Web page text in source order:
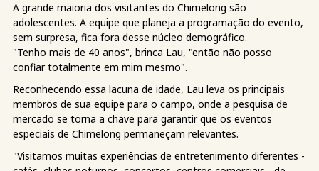
A grande maioria dos visitantes do Chimelong são
adolescentes. A equipe que planeja a programação do evento,
sem surpresa, fica fora desse núcleo demográfico.
"Tenho mais de 40 anos", brinca Lau, "então não posso
confiar totalmente em mim mesmo".
Reconhecendo essa lacuna de idade, Lau leva os principais
membros de sua equipe para o campo, onde a pesquisa de
mercado se torna a chave para garantir que os eventos
especiais de Chimelong permaneçam relevantes.
"Visitamos muitas experiências de entretenimento diferentes -